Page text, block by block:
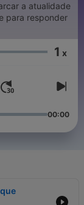
a atualidade
para responder
1 x
00:00